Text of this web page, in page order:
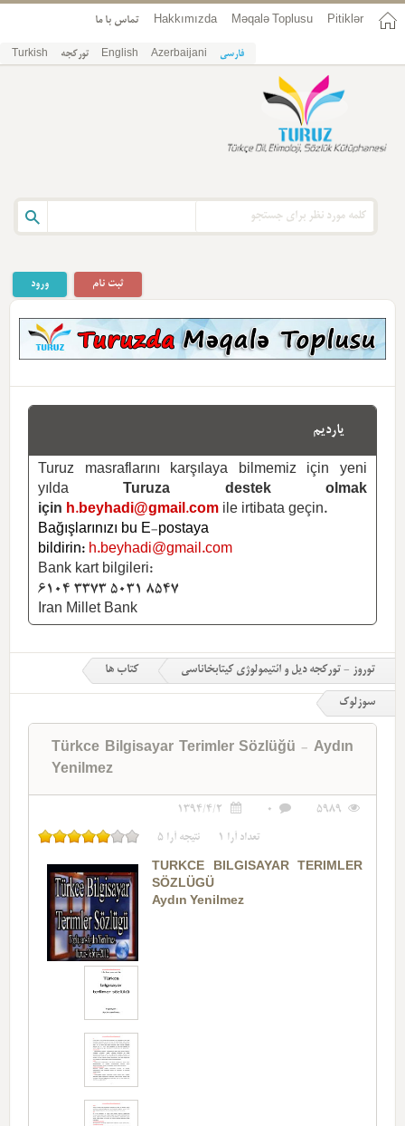
Pitiklər
Məqalə Toplusu
Hakkımızda تماس با ما
فارسی Azerbaijani
English تورکجه Turkish
ورود ثبت نام
یاردیم
Turuz masraflarını karşılaya bilmemiz için yeni
yılda
Turuza destek olmak
için h.beyhadi@gmail.com ile irtibata geçin.
Bağışlarınızı bu E-postaya
bildirin: h.beyhadi@gmail.com
Bank kart bilgileri:
6104 3373 5031 8547
Iran Millet Bank
توروز - تورکجه دیل و ائتیمولوژی کیتابخاناسی کتاب ها
سوزلوک
Türkce Bilgisayar Terimler Sözlüğü - Aydın
Yenilmez
5989
0
1394/4/2
تعداد آرا 1 نتیجه آرا 5
TÜRKCE BILGISAYAR TERIMLER
SÖZLÜGÜ
Aydın Yenilmez